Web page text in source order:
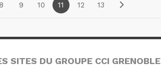
8 9 10 11 12 13
SITES DU GROUPE CCI GRENOBLE